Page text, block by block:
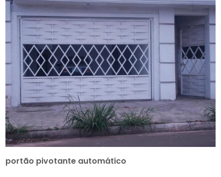
portão pivotante automático